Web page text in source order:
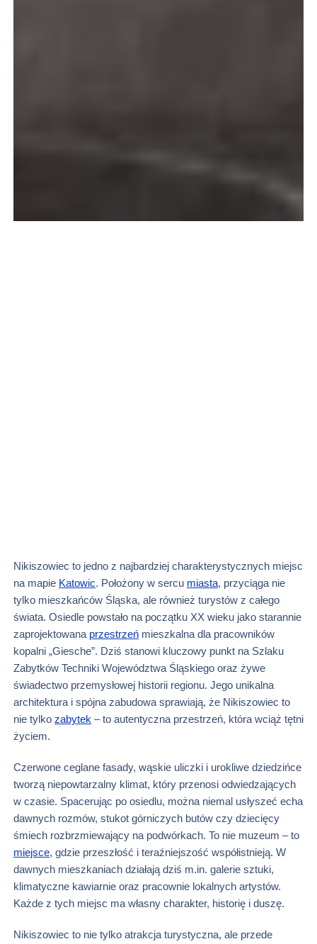
Nikiszowiec to jedno z najbardziej charakterystycznych miejsc
na mapie Katowic. Położony w sercu miasta, przyciąga nie
tylko mieszkańców Śląska, ale również turystów z całego
świata. Osiedle powstało na początku XX wieku jako starannie
zaprojektowana przestrzeń mieszkalna dla pracowników
kopalni „Giesche”. Dziś stanowi kluczowy punkt na Szlaku
Zabytków Techniki Województwa Śląskiego oraz żywe
świadectwo przemysłowej historii regionu. Jego unikalna
architektura i spójna zabudowa sprawiają, że Nikiszowiec to
nie tylko zabytek – to autentyczna przestrzeń, która wciąż tętni
życiem.
Czerwone ceglane fasady, wąskie uliczki i urokliwe dziedzińce
tworzą niepowtarzalny klimat, który przenosi odwiedzających
w czasie. Spacerując po osiedlu, można niemal usłyszeć echa
dawnych rozmów, stukot górniczych butów czy dziecięcy
śmiech rozbrzmiewający na podwórkach. To nie muzeum – to
miejsce, gdzie przeszłość i teraźniejszość współistnieją. W
dawnych mieszkaniach działają dziś m.in. galerie sztuki,
klimatyczne kawiarnie oraz pracownie lokalnych artystów.
Każde z tych miejsc ma własny charakter, historię i duszę.
Nikiszowiec to nie tylko atrakcja turystyczna, ale przede